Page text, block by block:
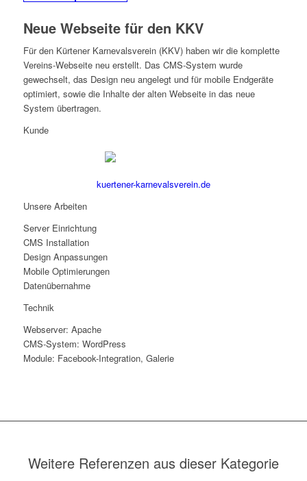
Neue Webseite für den KKV
Für den Kürtener Karnevalsverein (KKV) haben wir die komplette
Vereins-Webseite neu erstellt. Das CMS-System wurde
gewechselt, das Design neu angelegt und für mobile Endgeräte
optimiert, sowie die Inhalte der alten Webseite in das neue
System übertragen.
Kunde
kuertener-karnevalsverein.de
Unsere Arbeiten
Server Einrichtung
CMS Installation
Design Anpassungen
Mobile Optimierungen
Datenübernahme
Technik
Webserver: Apache
CMS-System: WordPress
Module: Facebook-Integration, Galerie
Weitere Referenzen aus dieser Kategorie